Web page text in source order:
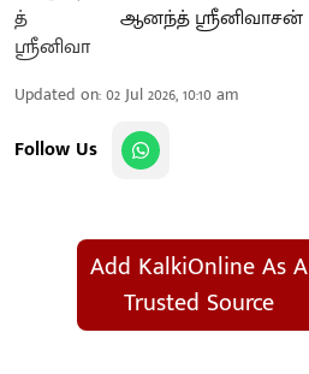
ஆனந்த் ஸ்ரீனிவாசன்
Updated on:02 Jul 2026, 10:10 am
Follow Us
Add KalkiOnline As A
Trusted Source